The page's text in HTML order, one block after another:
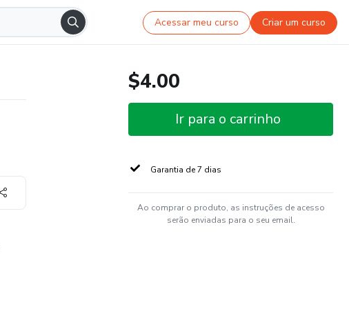
Acessar meu curso Criar um curso
$4.00
Ir para o carrinho
Garantia de 7 dias
Ao comprar o produto, as instruções de acesso
serão enviadas para o seu email.